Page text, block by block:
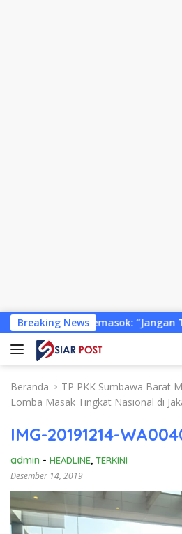
Langsung
ke
konten
Breaking News“Jangan Tunggu Laut
Beranda
TP PKK Sumbawa Barat
Lomba Masak Tingkat Nasional di
IMG-20191214-
admin - HEADLINE, TERKINI
Desember 14, 2019